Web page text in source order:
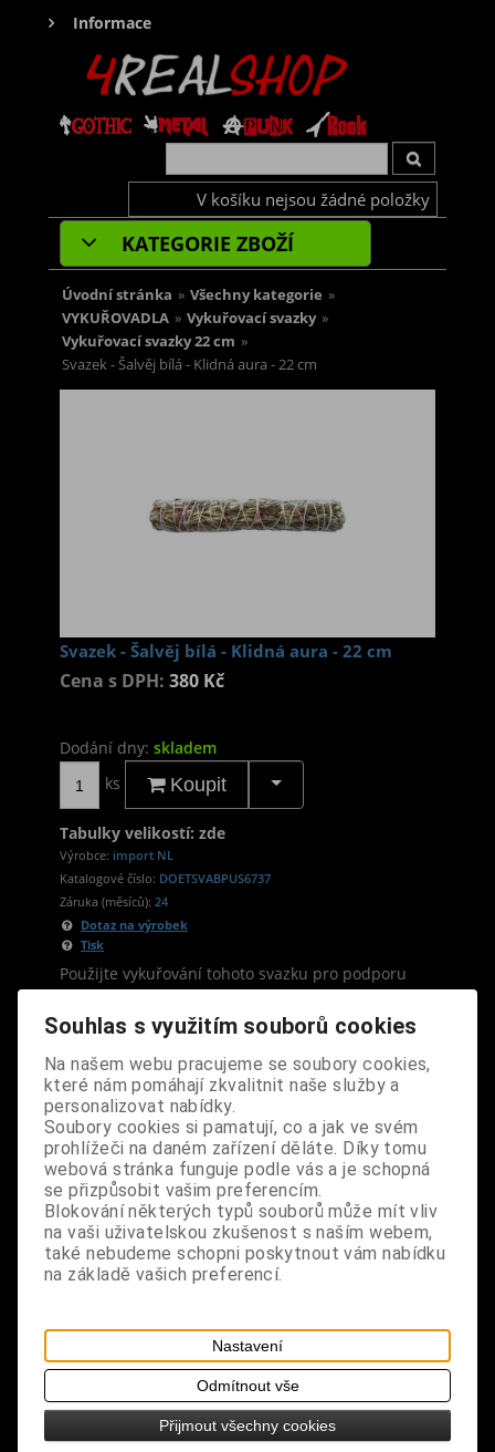
Informace
V košíku nejsou žádné položky
KATEGORIE ZBOŽÍ
Úvodní stránka » Všechny kategorie »
VYKUŘOVADLA » Vykuřovací svazky »
Vykuřovací svazky 22 cm »
Svazek - Šalvěj bílá - Klidná aura - 22 cm
Svazek - Šalvěj bílá - Klidná aura - 22 cm
Cena s DPH: 380 Kč
Dodání dny: skladem
ks
Koupit
Tabulky velikostí: zde
Výrobce: import NL
Katalogové číslo: DOETSVABPUS6737
Záruka (měsíců): 24
Dotaz na výrobek
Tisk
Použijte vykuřování tohoto svazku pro podporu
vůní šalvěje.
složení: přírodní sušené listy a stonky, provázek
popis: bílá šalvěj je jednou z nejposvátnějších
bylin původem z jihozápadu Spojených států a
severozápadního Mexika, tradičně používaná pro
očistné a ochranné rituály, používá se k potlačení
negativní energie, posílení energie pozitivní, pro
uvolnění mysli, relaxaci a odpočinku, při
vykuřování velmi rychle očistí a vydezinfikuje
negativních vlivů, ale také čakry a emoce,
vykuřování bílou šalvějí osvěží vzduch a přináší
úlevu při nachlazení a rýmě
vůně: kafrová, bylinná, silná, intenzivní
Souhlas s využitím souborů cookies
Na našem webu pracujeme se soubory cookies,
které nám pomáhají zkvalitnit naše služby a
personalizovat nabídky.
Soubory cookies si pamatují, co a jak ve svém
prohlížeči na daném zařízení děláte. Díky tomu
webová stránka funguje podle vás a je schopná
se přizpůsobit vašim preferencím.
Blokování některých typů souborů může mít vliv
na vaši uživatelskou zkušenost s naším webem,
také nebudeme schopni poskytnout vám nabídku
na základě vašich preferencí.
Nastavení
Odmítnout vše
Přijmout všechny cookies